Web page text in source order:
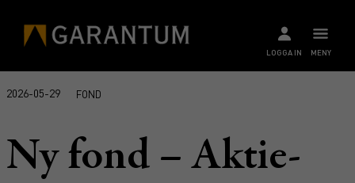
MENY
LOGGA IN
2026-05-29 FOND
Ny fond – Aktie-